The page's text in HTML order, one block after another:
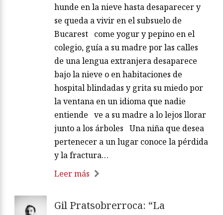
hunde en la nieve hasta desaparecer y
se queda a vivir en el subsuelo de
Bucarest come yogur y pepino en el
colegio, guía a su madre por las calles
de una lengua extranjera desaparece
bajo la nieve o en habitaciones de
hospital blindadas y grita su miedo por
la ventana en un idioma que nadie
entiende ve a su madre a lo lejos llorar
junto a los árboles Una niña que desea
pertenecer a un lugar conoce la pérdida
y la fractura…
Leer más
Gil Pratsobrerroca: “La